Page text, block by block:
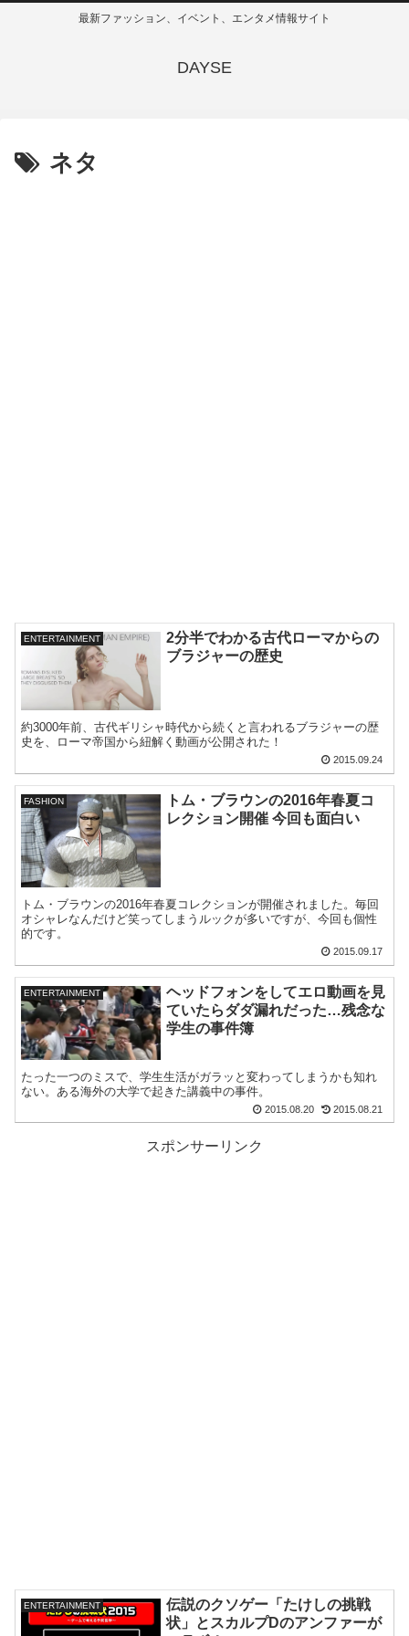
最新ファッション、イベント、エンタメ情報サイト
DAYSE
ネタ
ENTERTAINMENT
2分半でわかる古代ローマからの
ブラジャーの歴史
約3000年前、古代ギリシャ時代から続くと言われるブラジャーの歴
史を、ローマ帝国から紐解く動画が公開された！
2015.09.24
FASHION
トム・ブラウンの2016年春夏コ
レクション開催 今回も面白い
トム・ブラウンの2016年春夏コレクションが開催されました。毎回
オシャレなんだけど笑ってしまうルックが多いですが、今回も個性
的です。
2015.09.17
ENTERTAINMENT
ヘッドフォンをしてエロ動画を見
ていたらダダ漏れだった…残念な
学生の事件簿
たった一つのミスで、学生生活がガラッと変わってしまうかも知れ
ない。ある海外の大学で起きた講義中の事件。
2015.08.20 2015.08.21
スポンサーリンク
ENTERTAINMENT
伝説のクソゲー「たけしの挑戦
状」とスカルプDのアンファーが